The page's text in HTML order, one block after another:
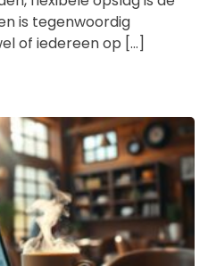
is tegenwoordig
of iedereen op […]